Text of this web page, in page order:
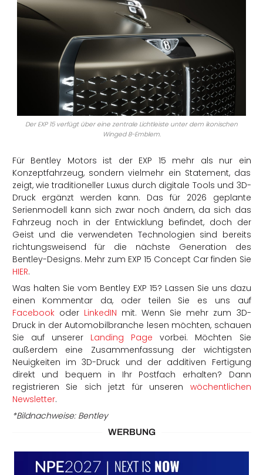
Der EXP 15 verfügt über eine zentrale Lichtleiste unter dem ikonischen
Winged B-Emblem.
Für Bentley Motors ist der EXP 15 mehr als nur ein
Konzeptfahrzeug, sondern vielmehr ein Statement, das
zeigt, wie traditioneller Luxus durch digitale Tools und 3D-
Druck ergänzt werden kann. Das für 2026 geplante
Serienmodell kann sich zwar noch ändern, da sich das
Fahrzeug noch in der Entwicklung befindet, doch der
Geist und die verwendeten Technologien sind bereits
richtungsweisend für die nächste Generation des
Bentley-Designs. Mehr zum EXP 15 Concept Car finden Sie
HIER.
Was halten Sie vom Bentley EXP 15? Lassen Sie uns dazu
einen Kommentar da, oder teilen Sie es uns auf
Facebookoder LinkedIN mit. Wenn Sie mehr zum 3D-
Druck in der Automobilbranche lesen möchten, schauen
Sie auf unserer Landing Page vorbei. Möchten Sie
außerdem eine Zusammenfassung der wichtigsten
Neuigkeiten im 3D-Druck und der additiven Fertigung
direkt und bequem in Ihr Postfach erhalten? Dann
registrieren Sie sich jetzt für unseren wöchentlichen
Newsletter.
*Bildnachweise: Bentley
WERBUNG